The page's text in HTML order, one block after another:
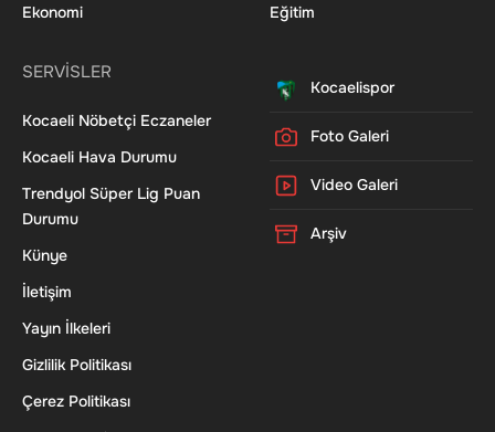
Ekonomi
Eğitim
SERVİSLER
Kocaeli Nöbetçi Eczaneler
Kocaeli Hava Durumu
Trendyol Süper Lig Puan
Durumu
Künye
İletişim
Yayın İlkeleri
Gizlilik Politikası
Çerez Politikası
Kocaelispor
Foto Galeri
Video Galeri
Arşiv